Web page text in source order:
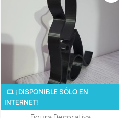
Vista rápida
¡DISPONIBLE SÓLO EN
INTERNET!